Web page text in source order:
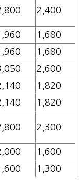
2,400
1,680
1,680
2,600
1,820
1,820
2,300
1,600
1,300